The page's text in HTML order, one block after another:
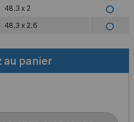
48,3 x 2
48,3 x 2,6
au panier